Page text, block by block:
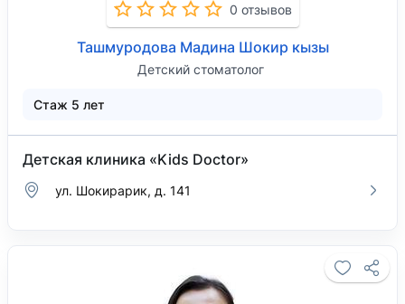
0 отзывов
Ташмуродова Мадина Шокир кызы
Детский стоматолог
Стаж 5 лет
Детская клиника «Kids Doctor»
ул. ​Шокирарик, д. 141